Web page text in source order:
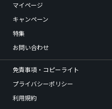
マイページ
キャンペーン
特集
お問い合わせ
免責事項・コピーライト
プライバシーポリシー
利用規約